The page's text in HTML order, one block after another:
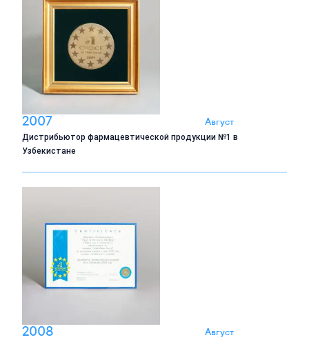
2007 Август
Дистрибьютор фармацевтической продукции №1 в
Узбекистане
2008 Август